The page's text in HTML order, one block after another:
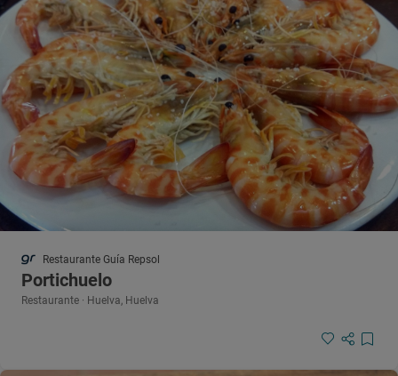
Restaurante Guía Repsol
Portichuelo
Restaurante · Huelva, Huelva